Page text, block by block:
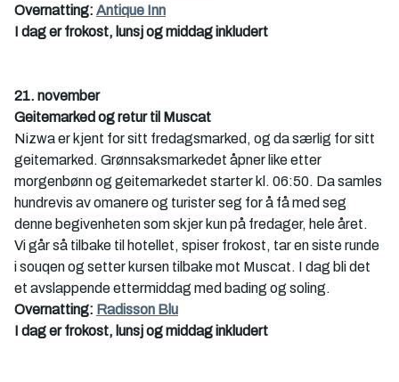
Overnatting: Antique Inn
I dag er frokost, lunsj og middag inkludert
21. november
Geitemarked og retur til Muscat
Nizwa er kjent for sitt fredagsmarked, og da særlig for sitt
geitemarked. Grønnsaksmarkedet åpner like etter
morgenbønn og geitemarkedet starter kl. 06:50. Da samles
hundrevis av omanere og turister seg for å få med seg
denne begivenheten som skjer kun på fredager, hele året.
Vi går så tilbake til hotellet, spiser frokost, tar en siste runde
i souqen og setter kursen tilbake mot Muscat. I dag bli det
et avslappende ettermiddag med bading og soling.
Overnatting: Radisson Blu
I dag er frokost, lunsj og middag inkludert